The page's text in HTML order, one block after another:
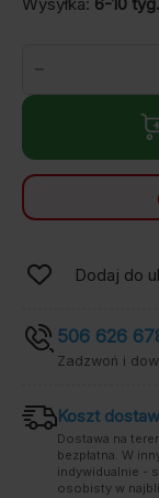
Dodaj do
506 626
Zadzwoń i
Koszt
Dostawa na
bezpłatna. W
indywidualnie -
osobisty w